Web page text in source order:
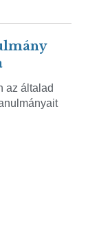
az általad